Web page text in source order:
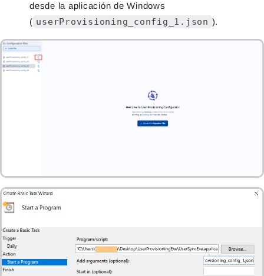
desde la aplicación de Windows
( userProvisioning_config_1.json ).